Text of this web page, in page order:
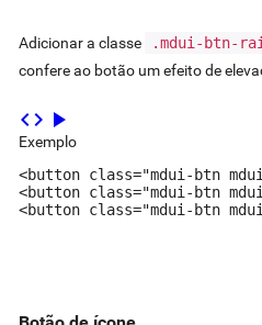
Adicionar a classe .mdui-btn-
confere ao botão um efeito de
code play_arrow
Exemplo
<button class="mdui-btn
<button class="mdui-btn
<button class="mdui-btn